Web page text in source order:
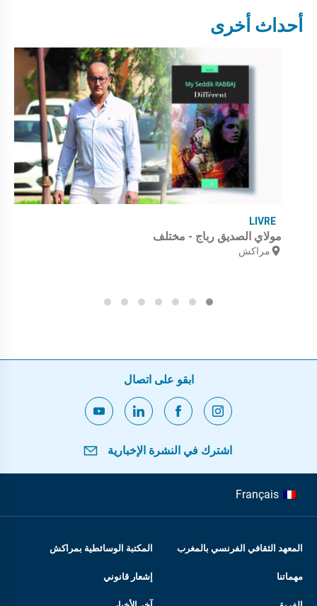
أحداث أخرى
LIVRE
مولاي الصديق رباج - مختلف
مراكش
ابقو على اتصال
اشترك في النشرة الإخبارية
Français
المعهد الثقافي الفرنسي بالمغرب المكتبة الوسائطية بمراكش
مهماتنا إشعار قانوني